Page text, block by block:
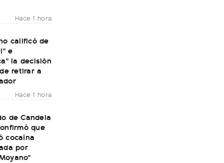
Hace 1 hora
calificó de
e
la decisión
retirar a
Hace 1 hora
de Candela
que
cocaína
por